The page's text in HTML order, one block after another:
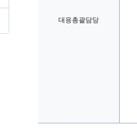
대응총괄담당